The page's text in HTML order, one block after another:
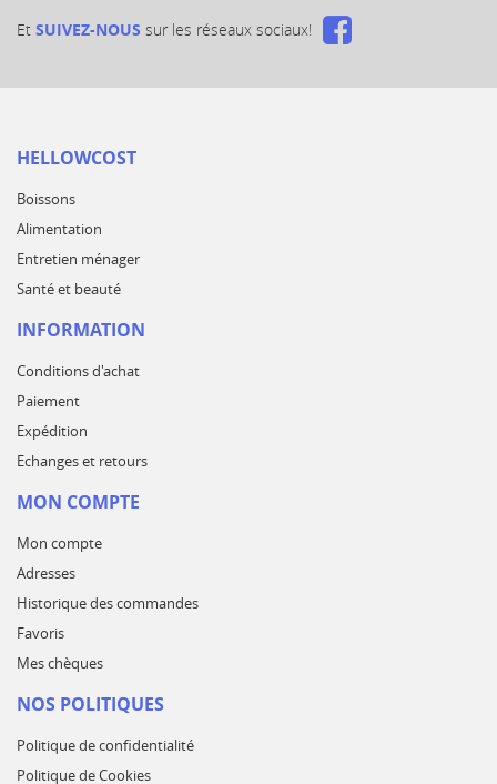
Et SUIVEZ-NOUS sur les réseaux sociaux!
HELLOWCOST
Boissons
Alimentation
Entretien ménager
Santé et beauté
INFORMATION
Conditions d'achat
Paiement
Expédition
Echanges et retours
MON COMPTE
Mon compte
Adresses
Historique des commandes
Favoris
Mes chèques
NOS POLITIQUES
Politique de confidentialité
Politique de Cookies